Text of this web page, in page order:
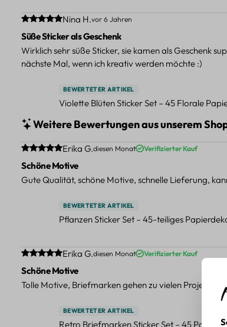
Durchschnittliche Bewertung von 5 von 5 Sternen
Nina H.vor 6 Jahren
Süße Sticker als Geschenk
Wirklich sehr süße Sticker, sie kamen als Geschenk
nächste Mal, wenn ich kreativ werden möchte :)
BEWERTETER ARTIKEL
Violette Blüten Sticker Set – 45 Florale
Weitere Bewertungen aus unserem
Durchschnittliche Bewertung von 5 von 5 Sternen
Erika G.diesen Monat Verifizierter Kauf
Schöne Motive
Gute Qualität, schöne Motive, schnelle Lieferung,
BEWERTETER ARTIKEL
Pflanzen Sticker Set – 45-teiliges
Durchschnittliche Bewertung von 5 von 5 Sternen
Erika G.diesen Monat Verifizierter Kauf
Schöne Motive
Tolle Motive, Briefmarken gehen zu vielen Projekten,
BEWERTETER ARTIKEL
Retro Briefmarken Sticker Set – 45 Papier-